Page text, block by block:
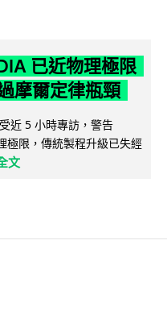
已近物理極限
摩爾定律瓶頸
近 5 小時專訪，警告
極限，傳統製程升級已失經
文